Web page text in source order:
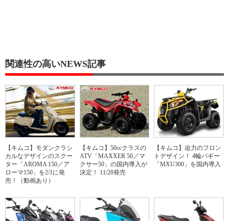
関連性の高いNEWS記事
【キムコ】モダンクラシ
カルなデザインのスクー
ター「AROMA 150／ア
ローマ150」を2/1に発
売！（動画あり）
【キムコ】50ccクラスの
ATV「MAXXER 50／マ
クサー50」の国内導入が
決定！ 11/28発売
【キムコ】迫力のフロン
トデザイン！ 4輪バギー
「MXU300」を国内導入